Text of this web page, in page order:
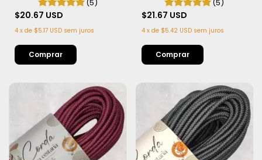
metros
(5)
$20.67 USD
4 x de $5.17 USD sem juros
(5)
$21.67 USD
4 x de $5.42 USD sem juros